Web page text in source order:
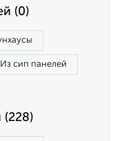
(0)
Из сип панелей
(228)